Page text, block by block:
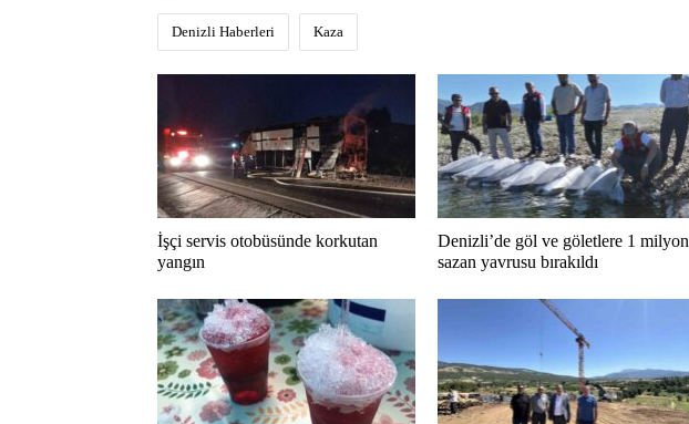
Denizli Haberleri Kaza
İşçi servis otobüsünde korkutan
yangın
Denizli’de göl ve göletlere 1 milyon
sazan yavrusu bırakıldı